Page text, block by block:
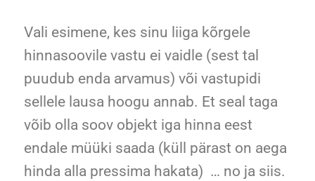
Vali esimene, kes sinu liiga kõrgele
hinnasoovile vastu ei vaidle (sest tal
puudub enda arvamus) või vastupidi
sellele lausa hoogu annab. Et seal taga
võib olla soov objekt iga hinna eest
endale müüki saada (küll pärast on aega
hinda alla pressima hakata) … no ja siis.